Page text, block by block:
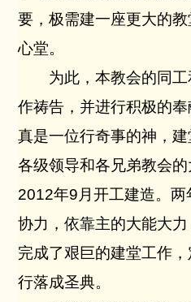
要，极需建一座更大的
心堂。
为此，本教会的同
作祷告，并进行积极的
真是一位行奇事的神，
各级领导和各兄弟教会
2012年9月开工建造。
协力，依靠主的大能大
完成了艰巨的建堂工作
行落成圣典。